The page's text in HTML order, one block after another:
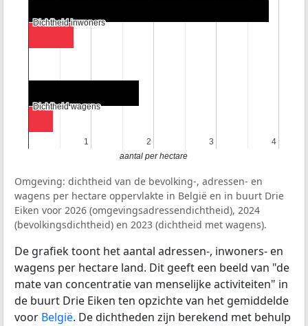
1
1 2
2 3
3 4
4
Dichtheid inwoners
Dichtheid inwoners
Dichtheid wagens
Dichtheid wagens
aantal per hectare
Omgeving: dichtheid van de bevolking-, adressen- en
wagens per hectare oppervlakte in België en in buurt Drie
Eiken voor 2026 (omgevingsadressendichtheid), 2024
(bevolkingsdichtheid) en 2023 (dichtheid met wagens).
De grafiek toont het aantal adressen-, inwoners- en
wagens per hectare land. Dit geeft een beeld van "de
mate van concentratie van menselijke activiteiten" in
de buurt Drie Eiken ten opzichte van het gemiddelde
voor België. De dichtheden zijn berekend met behulp